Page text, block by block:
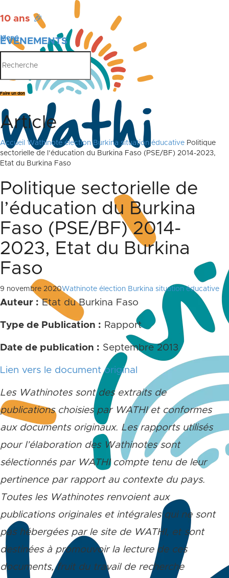
10 ans 🎉
ÉVÉNEMENTS
PUBLICATIONS
Menu
Faire un don
Article
Accueil Wathinote élection Burkina situation éducative Politique
sectorielle de l’éducation du Burkina Faso (PSE/BF) 2014-2023,
Etat du Burkina Faso
Politique sectorielle de
l’éducation du Burkina
Faso (PSE/BF) 2014-
2023, Etat du Burkina
Faso
9 novembre 2020Wathinote élection Burkina situation éducative
Auteur : Etat du Burkina Faso
Type de Publication : Rapport
Date de publication : Septembre 2013
Lien vers le document original
Les Wathinotes sont des extraits de
publications choisies par WATHI et conformes
aux documents originaux. Les rapports utilisés
pour l’élaboration des Wathinotes sont
sélectionnés par WATHI compte tenu de leur
pertinence par rapport au contexte du pays.
Toutes les Wathinotes renvoient aux
publications originales et intégrales qui ne sont
pas hébergées par le site de WATHI, et sont
destinées à promouvoir la lecture de ces
documents, fruit du travail de recherche